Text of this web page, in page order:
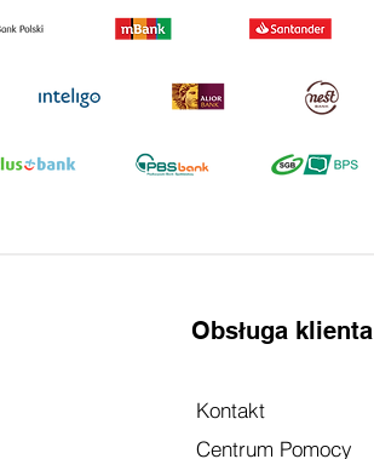
Obsługa klienta
Kontakt
Centrum Pomocy